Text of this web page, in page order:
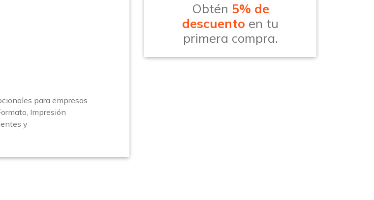
para empresas
Impresión
y
Obtén 5% de
descuento en tu
primera compra.